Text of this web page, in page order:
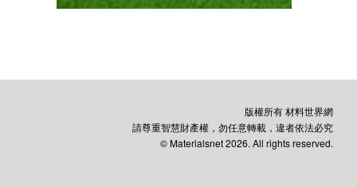
版權所有 材料世界網
請尊重智慧財產權，勿任意轉載，違者依法必究
© Materialsnet 2026. All rights reserved.